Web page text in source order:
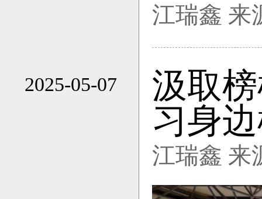
江瑞鑫 来
2025-05-07
汲取
习身
江瑞鑫 来